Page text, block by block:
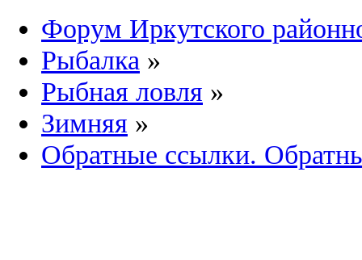
Форум Иркутского
Рыбалка »
Рыбная ловля »
Зимняя »
Обратные ссылки.